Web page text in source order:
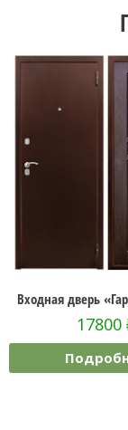
Венге
Входная